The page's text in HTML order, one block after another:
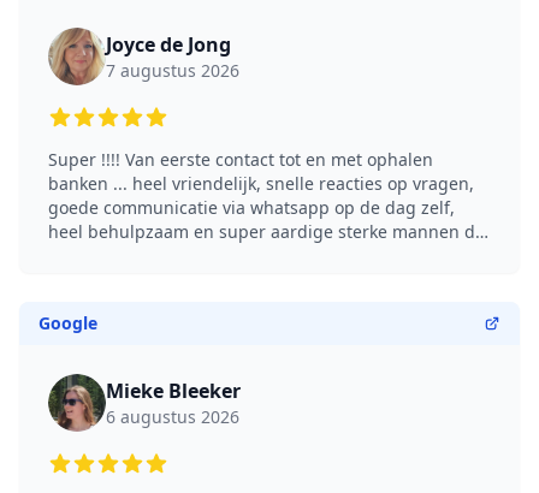
Joyce de Jong
7 augustus 2026
5 out of 5 stars
Super !!!! Van eerste contact tot en met ophalen
banken ... heel vriendelijk, snelle reacties op vragen,
goede communicatie via whatsapp op de dag zelf,
heel behulpzaam en super aardige sterke mannen die
very friendly, quick responses to questions, good
helpful, and super nice, strong men who had
everything removed in no time. Highly recommended
for everyone.
Google
Mieke Bleeker
6 augustus 2026
5 out of 5 stars